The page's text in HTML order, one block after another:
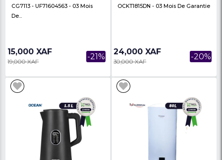
Bouilloire Avec Affichage Digital -
Double Parois Et Fonction
23,980 XAF
31,000 XAF
-23%
Cafetière À Filtre
21,500 XAF